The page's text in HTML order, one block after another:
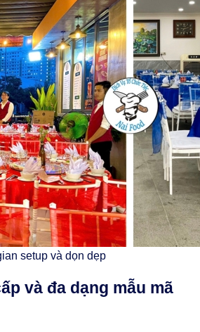
setup và dọn dẹp
và đa dạng mẫu mã